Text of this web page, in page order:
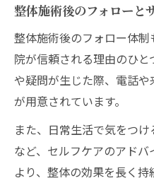
整体施術後のフォローと
整体施術後のフォロー体
院が信頼される理由のひ
や疑問が生じた際、電話
が用意されています。
また、日常生活で気をつ
など、セルフケアのアド
より、整体の効果を長く